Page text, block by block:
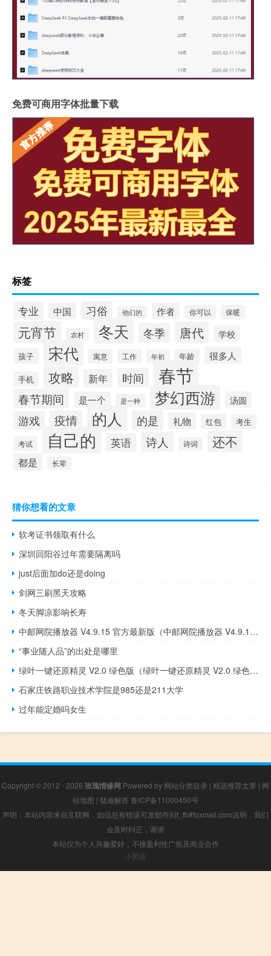
免费可商用字体批量下载
标签
专业 中国 习俗 他们的 作者 你可以 保暖
元宵节 农村 冬天 冬季 唐代 学校
孩子 宋代 寓意 工作 年初 年龄 很多人
手机 攻略 新年 时间 春节
春节期间 是一个 是一种 梦幻西游 汤圆
游戏 疫情 的人 的是 礼物 红包
考生
考试
自己的 英语 诗人 诗词 还不
都是 长辈
猜你想看的文章
软考证书领取有什么
深圳回阳谷过年需要隔离吗
just后面加do还是doing
剑网三刷黑天攻略
冬天脚凉影响长寿
中邮网院播放器 V4.9.15 官方最新版（中邮网院播放器 V4.9.15 官方最新版功能简介）
“事业随人品”的出处是哪里
绿叶一键还原精灵 V2.0 绿色版（绿叶一键还原精灵 V2.0 绿色版功能简介）
石家庄铁路职业技术学院是985还是211大学
过年能定婚吗女生
Copyright © 2012 - 2026 玫瑰情缘网 Powered by 网站分类目录 | 精选推荐文章 | 网
站地图 | 疑难解答 鲁ICP备11000450号
声明：本站内容来自互联网，如信息有错误可发邮件到f_fb#foxmail.com说明，我们
会及时纠正，谢谢
本站仅为个人兴趣爱好，不接盈利性广告及商业合作
小男孩